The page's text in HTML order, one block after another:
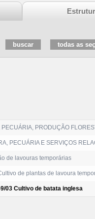
PRODUÇÃO
PECUÁRIA E SERVIÇOS
de lavouras temporárias
de plantas de lavoura
03 Cultivo de batata inglesa